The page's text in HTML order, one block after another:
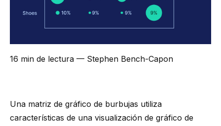
16 min de lectura — Stephen Bench-Capon
Una matriz de gráfico de burbujas utiliza
características de una visualización de gráfico de